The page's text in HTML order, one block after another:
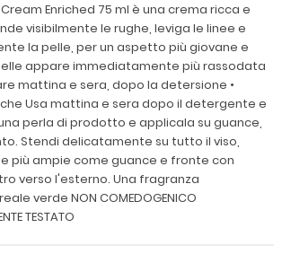
Enriched 75 ml è una crema ricca e
visibilmente le rughe, leviga le linee e
la pelle, per un aspetto più giovane e
appare immediatamente più rassodata
mattina e sera, dopo la detersione •
Usa mattina e sera dopo il detergente e
perla di prodotto e applicala su guance,
Stendi delicatamente su tutto il viso,
più ampie come guance e fronte con
verso l'esterno. Una fragranza
verde NON COMEDOGENICO
TESTATO